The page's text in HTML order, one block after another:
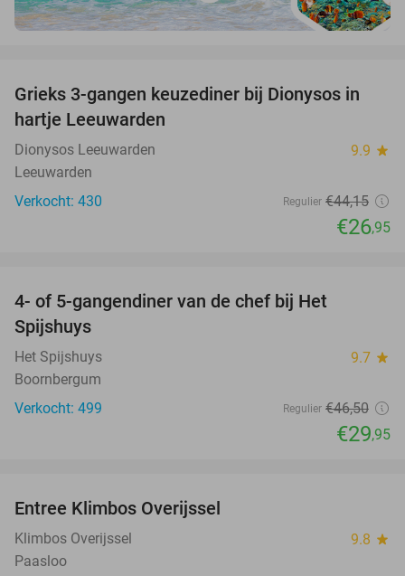
39%
Grieks 3-gangen keuzediner bij Dionysos in
hartje Leeuwarden
Dionysos Leeuwarden 9.9 star
Leeuwarden
Verkocht: 430
Regulier €44,15
€26,95
4- of 5-gangendiner van de chef bij Het
Spijshuys
Het Spijshuys 9.7 star
Boornbergum
Verkocht: 499
Regulier €46,50
€29,95
Entree Klimbos Overijssel
Klimbos Overijssel 9.8 star
Paasloo